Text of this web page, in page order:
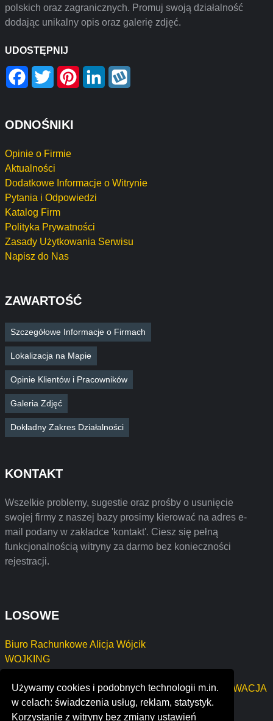
Używamy cookies i podobnych technologii m.in.
w celach: świadczenia usług, reklam, statystyk.
Korzystanie z witryny bez zmiany ustawień
polskich oraz zagranicznych. Promuj swoją działalność
dodając unikalny opis oraz galerię zdjęć.
UDOSTĘPNIJ
Facebook
Twitter PinterestLinkedIn
ODNOŚNIKI
Opinie o Firmie
Aktualności
Dodatkowe Informacje o Witrynie
Pytania i Odpowiedzi
Katalog Firm
Polityka Prywatności
Zasady Użytkowania Serwisu
Napisz do Nas
ZAWARTOŚĆ
Szczegółowe Informacje o Firmach
Lokalizacja na Mapie
Opinie Klientów i Pracowników
Galeria Zdjęć
Dokładny Zakres Działalności
KONTAKT
Wszelkie problemy, sugestie oraz prośby o usunięcie
swojej firmy z naszej bazy prosimy kierować na adres e-
mail podany w zakładce 'kontakt'. Ciesz się pełną
funkcjonalnością witryny za darmo bez konieczności
rejestracji.
LOSOWE
Biuro Rachunkowe Alicja Wójcik
WOJKING
KRZYSZTOF BŁENDOWSKI NAPRAWA I KONSERWACJA
MASZYN
Bartłomiej Grodecki